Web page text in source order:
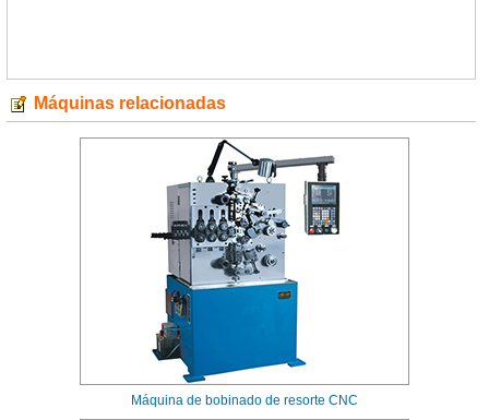
Máquinas relacionadas
Máquina de bobinado de resorte CNC